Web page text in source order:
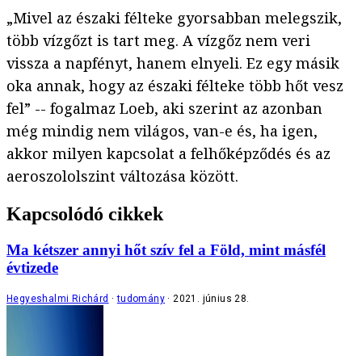
„Mivel az északi félteke gyorsabban melegszik,
több vízgőzt is tart meg. A vízgőz nem veri
vissza a napfényt, hanem elnyeli. Ez egy másik
oka annak, hogy az északi félteke több hőt vesz
fel” -- fogalmaz Loeb, aki szerint az azonban
még mindig nem világos, van-e és, ha igen,
akkor milyen kapcsolat a felhőképződés és az
aeroszololszint változása között.
Kapcsolódó cikkek
Ma kétszer annyi hőt szív fel a Föld, mint másfél
évtizede
Hegyeshalmi Richárd tudomány 2021. június 28.